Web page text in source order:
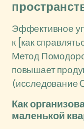
Эффективное
к [как
Метод
повышает
(исследование
Как
маленькой